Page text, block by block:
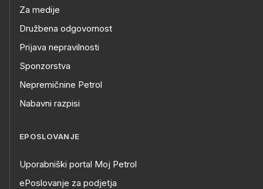
Za medije
Družbena odgovornost
Prijava nepravilnosti
Sponzorstva
Nepremičnine Petrol
Nabavni razpisi
EPOSLOVANJE
Uporabniški portal Moj Petrol
ePoslovanje za podjetja